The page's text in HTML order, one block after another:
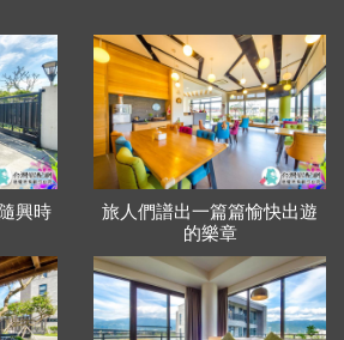
興時
旅人們譜出一篇篇愉快出遊
的樂章